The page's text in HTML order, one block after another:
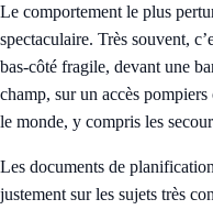
Le comportement le plus
spectaculaire. Très souvent,
bas-côté fragile, devant une
champ, sur un accès
le monde, y compris les
Les documents de
justement sur les sujets très